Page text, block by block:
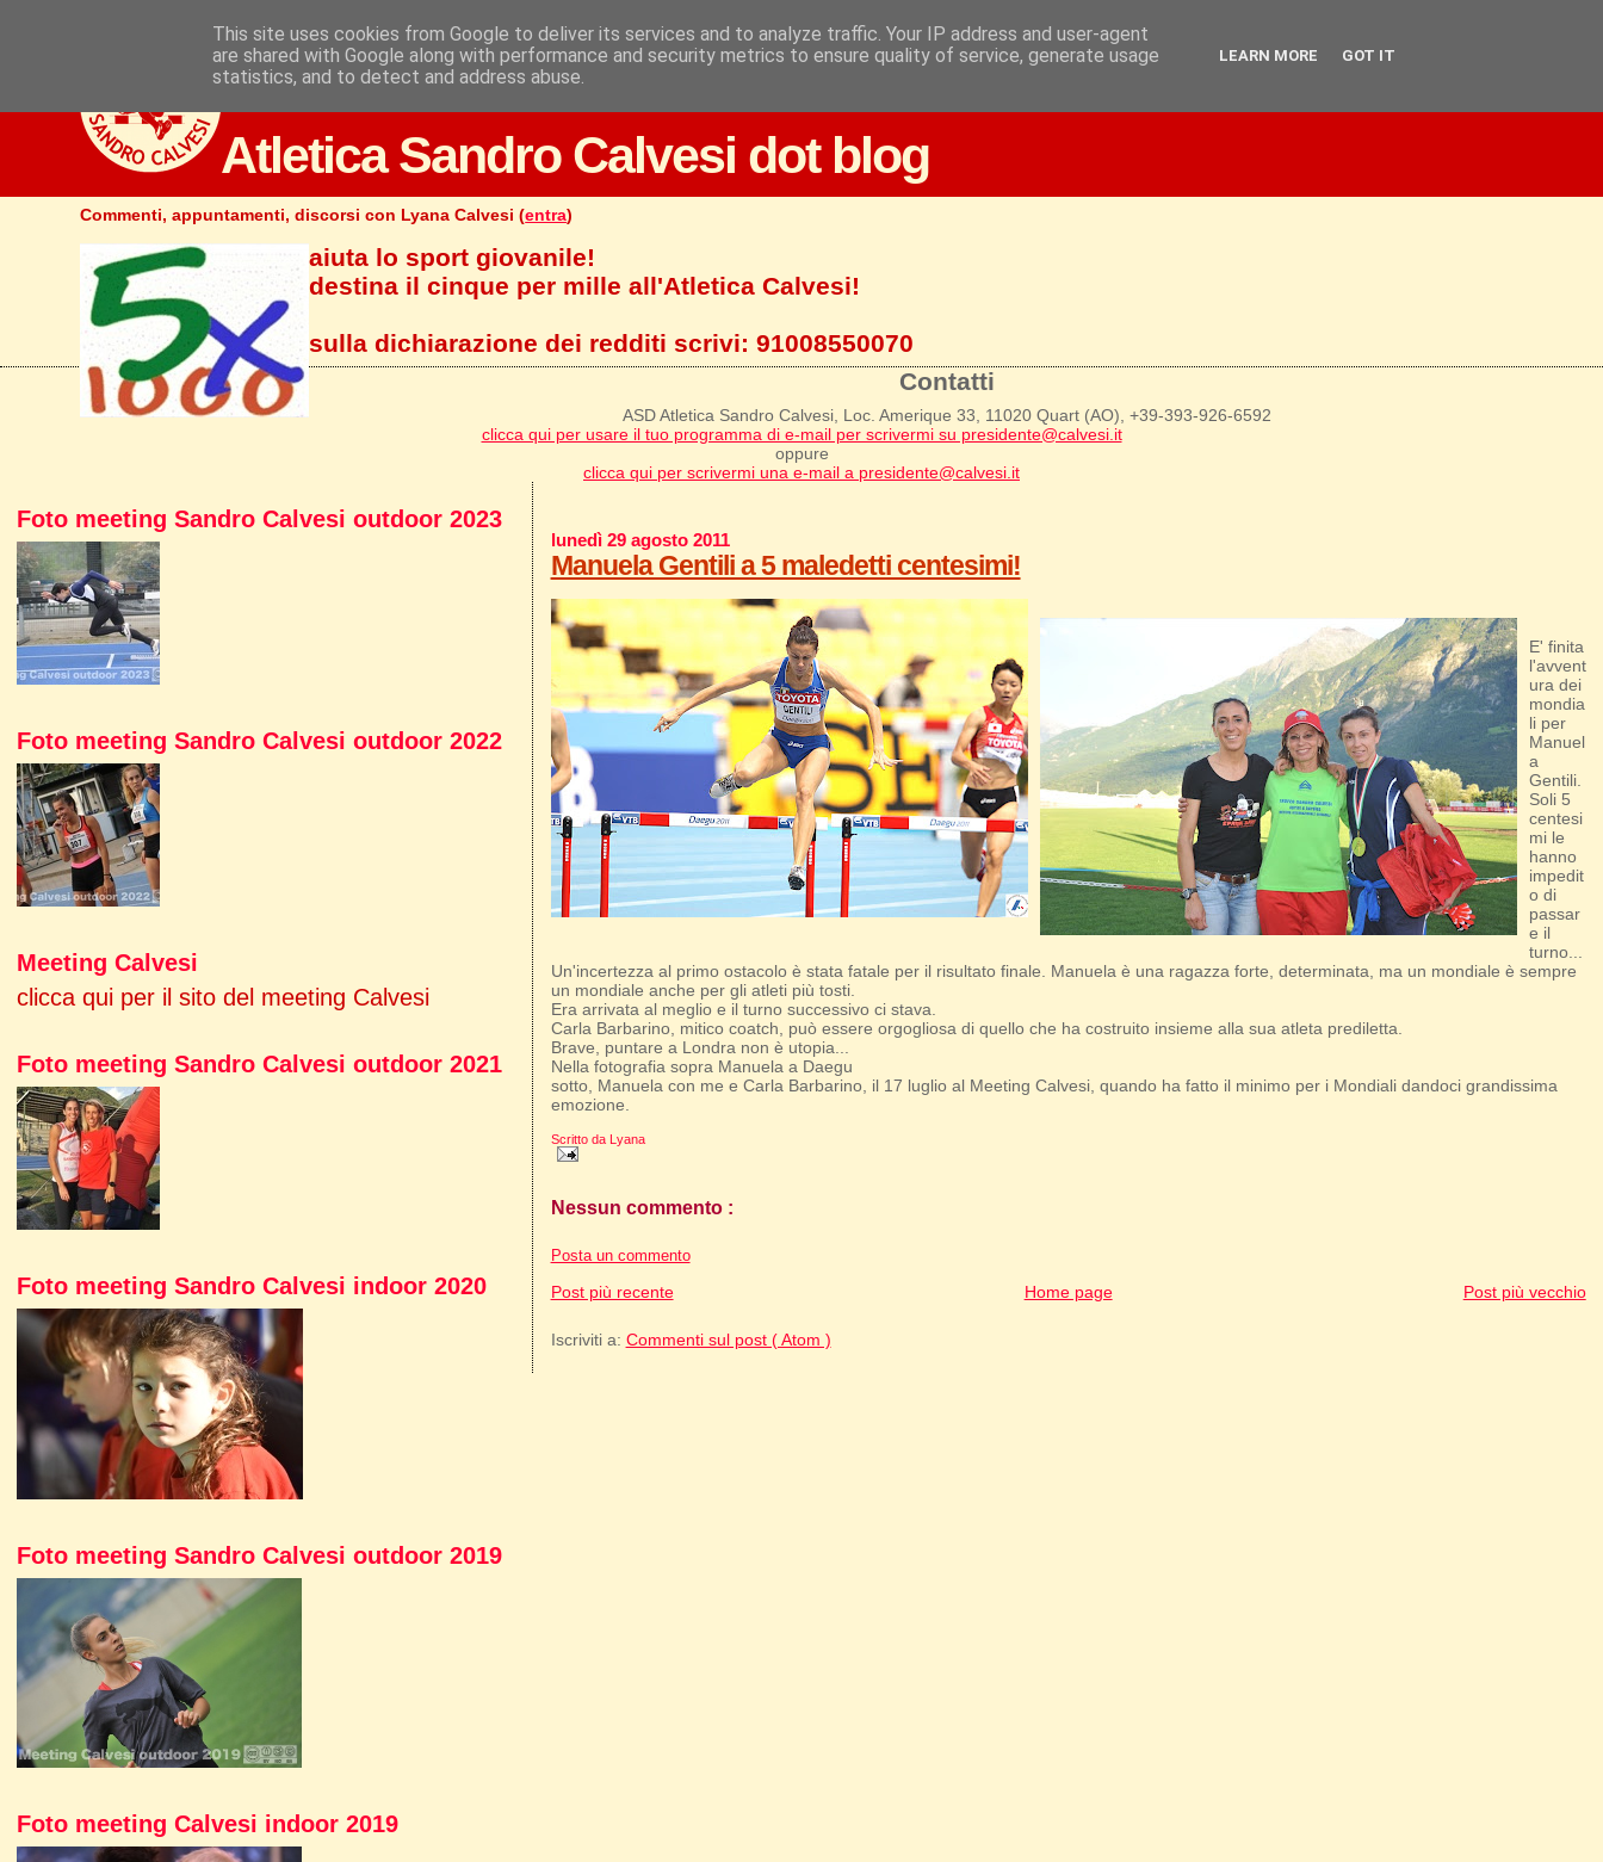
Atletica Sandro Calvesi dot blog
Commenti, appuntamenti, discorsi con Lyana Calvesi (entra)
aiuta lo sport giovanile!
destina il cinque per mille all'Atletica Calvesi!
sulla dichiarazione dei redditi scrivi:91008550070
Contatti
ASD Atletica Sandro Calvesi, Loc. Amerique 33, 11020 Quart (AO), +39-393-926-6592
clicca qui per usare il tuo programma di e-mail per scrivermi su presidente@calvesi.it
oppure
clicca qui per scrivermi una e-mail a presidente@calvesi.it
lunedì 29 agosto 2011
Manuela Gentili a 5 maledetti centesimi!
E' finita
l'avvent
ura dei
mondia
li per
Manuel
a
Gentili.
Soli 5
centesi
mi le
hanno
impedit
o di
passar
e il
turno...
Un'incertezza al primo ostacolo è stata fatale per il risultato finale. Manuela è una ragazza forte, determinata, ma un mondiale è sempre
un mondiale anche per gli atleti più tosti.
Era arrivata al meglio e il turno successivo ci stava.
Carla Barbarino, mitico coatch, può essere orgogliosa di quello che ha costruito insieme alla sua atleta prediletta.
Brave, puntare a Londra non è utopia...
Nella fotografia sopra Manuela a Daegu
sotto, Manuela con me e Carla Barbarino, il 17 luglio al Meeting Calvesi, quando ha fatto il minimo per i Mondiali dandoci grandissima
emozione.
Scritto da Lyana
Nessun commento :
Posta un commento
Post più recente Post più vecchio
Home page
Iscriviti a: Commenti sul post ( Atom )
Foto meeting Sandro Calvesi outdoor 2023
Foto meeting Sandro Calvesi outdoor 2022
Meeting Calvesi
clicca qui per il sito del meeting Calvesi
Foto meeting Sandro Calvesi outdoor 2021
Foto meeting Sandro Calvesi indoor 2020
Foto meeting Sandro Calvesi outdoor 2019
Foto meeting Calvesi indoor 2019
This site uses cookies from Google to deliver its services and to analyze traffic. Your IP address and user-agent
are shared with Google along with performance and security metrics to ensure quality of service, generate usage
statistics, and to detect and address abuse.
LEARN MORE GOT IT